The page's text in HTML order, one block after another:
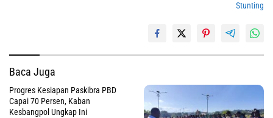
Stunting
Baca Juga
Progres Kesiapan Paskibra PBD
Capai 70 Persen, Kaban
Kesbangpol Ungkap Ini